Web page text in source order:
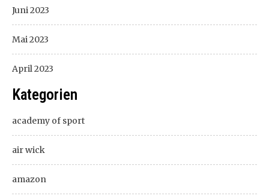
Juni 2023
Mai 2023
April 2023
Kategorien
academy of sport
air wick
amazon